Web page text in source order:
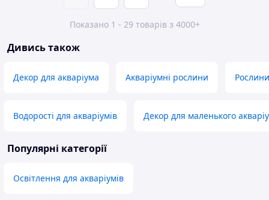
Показано 1 - 29 товарів з 4000+
Дивись також
Декор для акваріума Акваріумні рослини
Водорості для акваріумів Декор для маленького
Популярні категорії
Освітлення для акваріумів